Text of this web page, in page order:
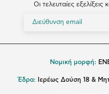
Οι τελευταίες
Νομική μορφή:
Έδρα: Ιερέως Δούση 18 &